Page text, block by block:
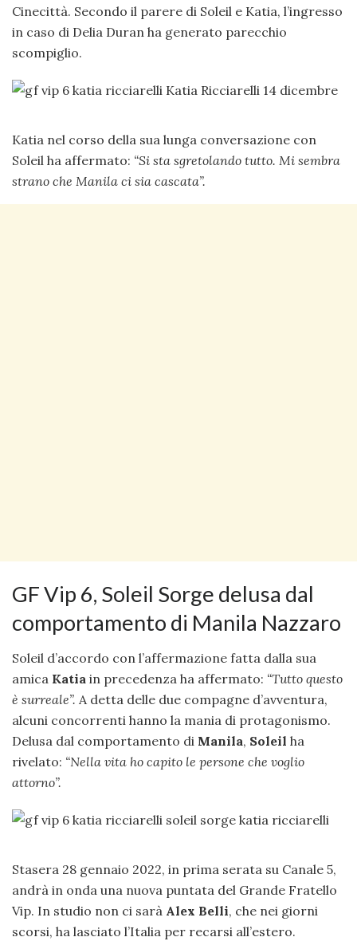
Cinecittà. Secondo il parere di Soleil e Katia, l’ingresso
in caso di Delia Duran ha generato parecchio
scompiglio.
Katia nel corso della sua lunga conversazione con
Soleil ha affermato: “Si sta sgretolando tutto. Mi sembra
strano che Manila ci sia cascata”.
GF Vip 6, Soleil Sorge delusa dal
comportamento di Manila Nazzaro
Soleil d’accordo con l’affermazione fatta dalla sua
amica Katia in precedenza ha affermato: “Tutto questo
è surreale”. A detta delle due compagne d’avventura,
alcuni concorrenti hanno la mania di protagonismo.
Delusa dal comportamento di Manila, Soleil ha
rivelato: “Nella vita ho capito le persone che voglio
attorno”.
Stasera 28 gennaio 2022, in prima serata su Canale 5,
andrà in onda una nuova puntata del Grande Fratello
Vip. In studio non ci sarà Alex Belli, che nei giorni
scorsi, ha lasciato l’Italia per recarsi all’estero.